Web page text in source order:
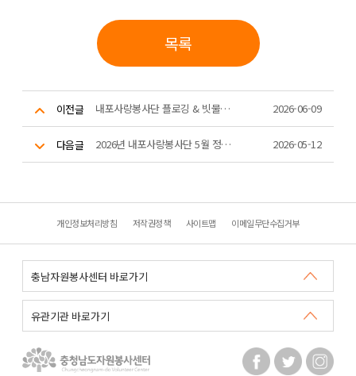
목록
이전글 내포사랑봉사단 플로깅 & 빗물받이 청소 활동 2026-06-09
다음글 2026년 내포사랑봉사단 5월 정기 플로깅 활동 2026-05-12
개인정보처리방침 저작권정책 사이트맵 이메일무단수집거부